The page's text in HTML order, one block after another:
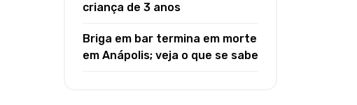
criança de 3 anos
Briga em bar termina em morte
em Anápolis; veja o que se sabe